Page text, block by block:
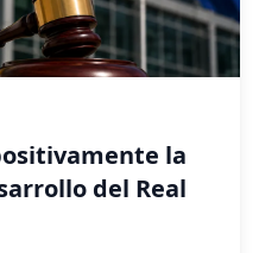
la
del Real